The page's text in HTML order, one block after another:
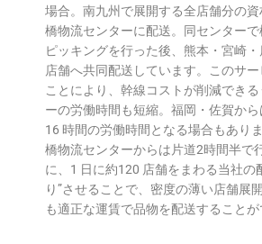
場合。南九州で展開する全店舗分の
橋物流センターに配送。同センター
ピッキングを⾏った後、熊本・宮崎
店舗へ共同配送しています。このサ
ことにより、幹線コストが削減でき
ーの労働時間も短縮。福岡・佐賀か
16 時間の労働時間となる場合もあり
橋物流センターからは片道2時間半で
に、1 ⽇に約120 店舗をまわる当社の
り”させることで、密度の薄い店舗展
も適正な運賃で品物を配送することが